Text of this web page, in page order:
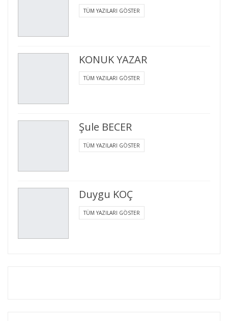
TÜM YAZILARI GÖSTER
KONUK YAZAR
TÜM YAZILARI GÖSTER
Şule BECER
TÜM YAZILARI GÖSTER
Duygu KOÇ
TÜM YAZILARI GÖSTER